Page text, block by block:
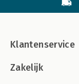
Klantenservice
Zakelijk